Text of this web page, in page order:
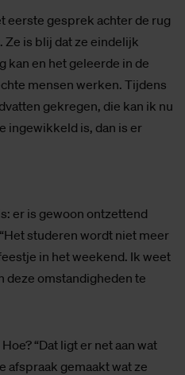
eerste gesprek achter de rug
Ze is blij dat ze eindelijk
kan en het geleerde in de
mensen werken. Tijdens
gekregen, die kan ik nu
ingewikkeld is, dan is er
er is gewoon ontzettend
studeren wordt niet meer
in het weekend. Ik weet
deze omstandigheden te
“Dat ligt er net aan wat
afspraak gemaakt wat ze